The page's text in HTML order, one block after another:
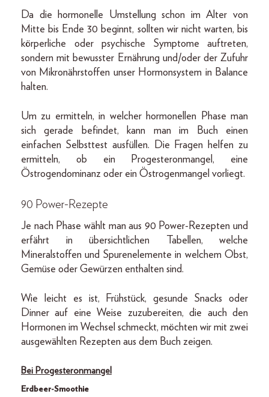
Da die hormonelle Umstellung schon im Alter von
Mitte bis Ende 30 beginnt, sollten wir nicht warten, bis
körperliche oder psychische Symptome auftreten,
sondern mit bewusster Ernährung und/oder der Zufuhr
von Mikronährstoffen unser Hormonsystem in Balance
halten.
Um zu ermitteln, in welcher hormonellen Phase man
sich gerade befindet, kann man im Buch einen
einfachen Selbsttest ausfüllen. Die Fragen helfen zu
ermitteln, ob ein Progesteronmangel, eine
Östrogendominanz oder ein Östrogenmangel vorliegt.
90 Power-Rezepte
Je nach Phase wählt man aus 90 Power-Rezepten und
erfährt in übersichtlichen Tabellen, welche
Mineralstoffen und Spurenelemente in welchem Obst,
Gemüse oder Gewürzen enthalten sind.
Wie leicht es ist, Frühstück, gesunde Snacks oder
Dinner auf eine Weise zuzubereiten, die auch den
Hormonen im Wechsel schmeckt, möchten wir mit zwei
ausgewählten Rezepten aus dem Buch zeigen.
Bei Progesteronmangel
Erdbeer-Smoothie